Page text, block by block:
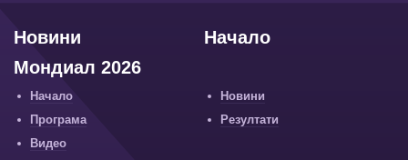
Начало
Новини
Мондиал 2026
Начало
Новини
Програма
Резултати
Видео